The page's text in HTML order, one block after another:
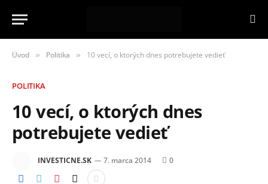
Úvod » Politika » 10 vecí, o ktorých dnes potrebujete vedieť
POLITIKA
10 vecí, o ktorých dnes
potrebujete vedieť
INVESTICNE.SK 7. marca 2014 0